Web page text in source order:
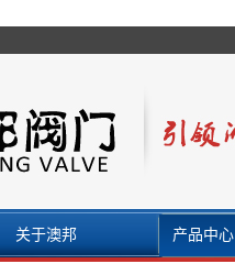
关于澳邦 产品中心